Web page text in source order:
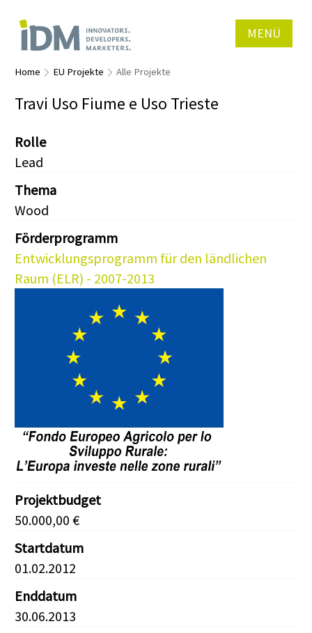
MENÜ
Home EU Projekte Alle Projekte
Travi Uso Fiume e Uso Trieste
Rolle
Lead
Thema
Wood
Förderprogramm
Entwicklungsprogramm für den ländlichen
Raum (ELR) - 2007-2013
Projektbudget
50.000,00 €
Startdatum
01.02.2012
Enddatum
30.06.2013